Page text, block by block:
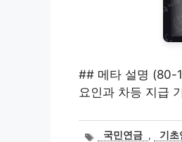
## 메타 설명 (80-
요인과 차등 지급
태국민연금 , 기초